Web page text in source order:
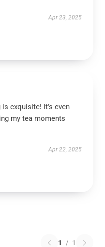
Apr 23, 2025
exquisite! It’s even
my tea moments
Apr 22, 2025
1 / 1